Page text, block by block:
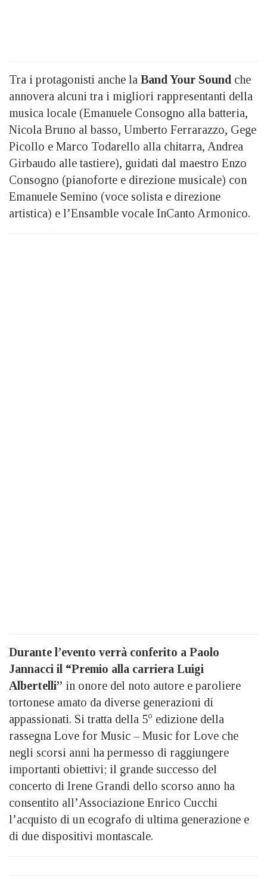
Tra i protagonisti anche la Band Your Sound che
annovera alcuni tra i migliori rappresentanti della
musica locale (Emanuele Consogno alla batteria,
Nicola Bruno al basso, Umberto Ferrarazzo, Gege
Picollo e Marco Todarello alla chitarra, Andrea
Girbaudo alle tastiere), guidati dal maestro Enzo
Consogno (pianoforte e direzione musicale) con
Emanuele Semino (voce solista e direzione
artistica) e l’Ensamble vocale InCanto Armonico.
Durante l’evento verrà conferito a Paolo
Jannacci il “Premio alla carriera Luigi
Albertelli” in onore del noto autore e paroliere
tortonese amato da diverse generazioni di
appassionati. Si tratta della 5° edizione della
rassegna Love for Music – Music for Love che
negli scorsi anni ha permesso di raggiungere
importanti obiettivi; il grande successo del
concerto di Irene Grandi dello scorso anno ha
consentito all’Associazione Enrico Cucchi
l’acquisto di un ecografo di ultima generazione e
di due dispositivi montascale.